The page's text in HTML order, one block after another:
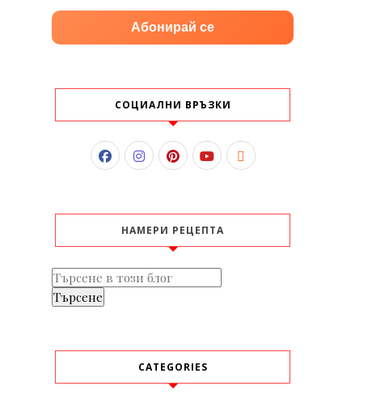
Абонирай се
СОЦИАЛНИ ВРЪЗКИ
НАМЕРИ РЕЦЕПТА
CATEGORIES